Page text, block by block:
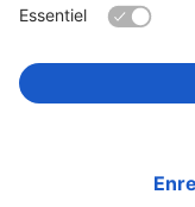
Confidentialité
Déclaration